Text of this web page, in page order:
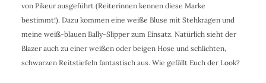
von Pikeur ausgeführt (Reiterinnen kennen diese Marke
bestimmt!). Dazu kommen eine weiße Bluse mit Stehkragen und
meine weiß-blauen Bally-Slipper zum Einsatz. Natürlich sieht der
Blazer auch zu einer weißen oder beigen Hose und schlichten,
schwarzen Reitstiefeln fantastisch aus. Wie gefällt Euch der Look?